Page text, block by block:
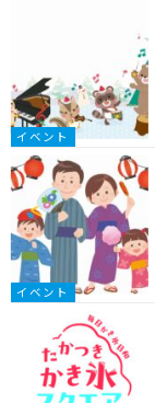
イベント
イベント